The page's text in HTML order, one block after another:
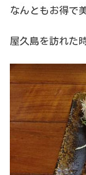
なんともお得で
屋久島を訪れた